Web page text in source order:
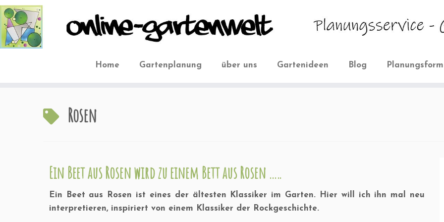
Home Gartenplanung über uns Gartenideen Blog
Rosen
Ein Beet aus Rosen wird zu einem Bett aus Rosen …..
Ein Beet aus Rosen ist eines der ältesten Klassiker im Garten. Hier will ich ihn mal neu
interpretieren, inspiriert von einem Klassiker der Rockgeschichte.